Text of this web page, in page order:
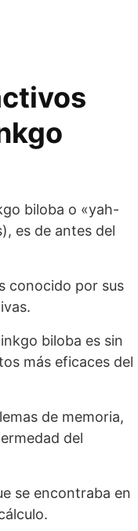
biloba o «yah-
es de antes del
conocido por sus
biloba es sin
más eficaces del
de memoria,
del
se encontraba en